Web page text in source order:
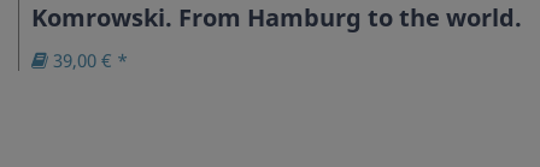
Komrowski. From Hamburg to the world.
39,00 € *